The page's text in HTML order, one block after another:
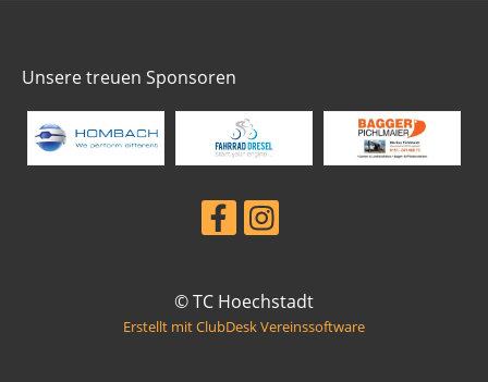
Unsere treuen Sponsoren
© TC Hoechstadt
Erstellt mit ClubDesk Vereinssoftware